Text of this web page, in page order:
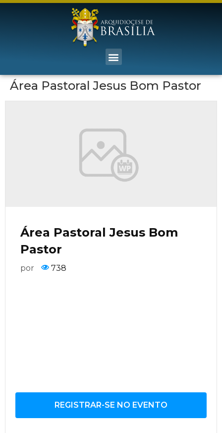
Área Pastoral Jesus Bom Pastor
Área Pastoral Jesus Bom
Pastor
por 738
REGISTRAR-SE NO EVENTO